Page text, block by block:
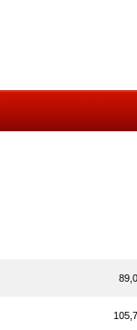
89,0
105,7